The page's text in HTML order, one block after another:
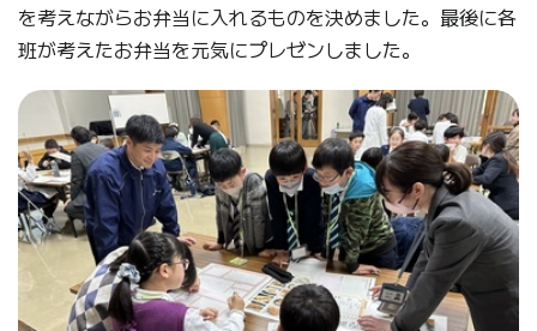
を考えながらお弁当に入れるものを決めました。最後に各
班が考えたお弁当を元気にプレゼンしました。